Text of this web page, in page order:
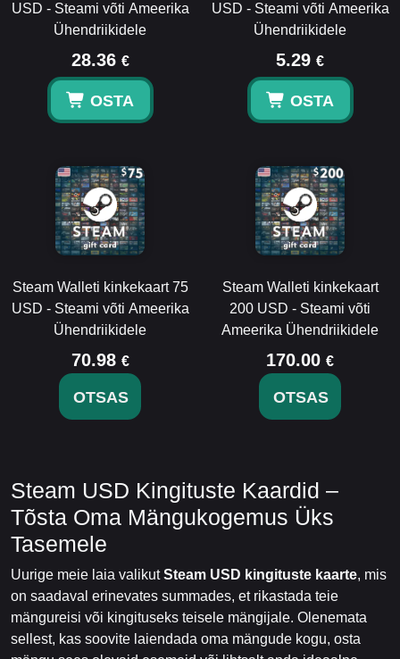
USD - Steami võti Ameerika
Ühendriikidele
28.36 €
OSTA
USD - Steami võti Ameerika
Ühendriikidele
5.29 €
OSTA
Steam Walleti kinkekaart 75
USD - Steami võti Ameerika
Ühendriikidele
70.98 €
OTSAS
Steam Walleti kinkekaart
200 USD - Steami võti
Ameerika Ühendriikidele
170.00 €
OTSAS
Steam USD Kingituste Kaardid –
Tõsta Oma Mängukogemus Üks
Tasemele
Uurige meie laia valikutSteam USD kingituste kaarte, mis
on saadaval erinevates summades, et rikastada teie
mängureisi või kingituseks teisele mängijale. Olenemata
sellest, kas soovite laiendada oma mängude kogu, osta